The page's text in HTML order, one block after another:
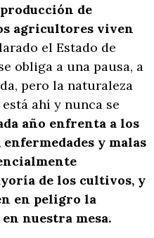
de
agricultores viven
el Estado de
obliga a una pausa, a
pero la naturaleza
ahí y nunca se
año enfrenta a los
y malas
de los cultivos, y
en peligro la
nuestra mesa.